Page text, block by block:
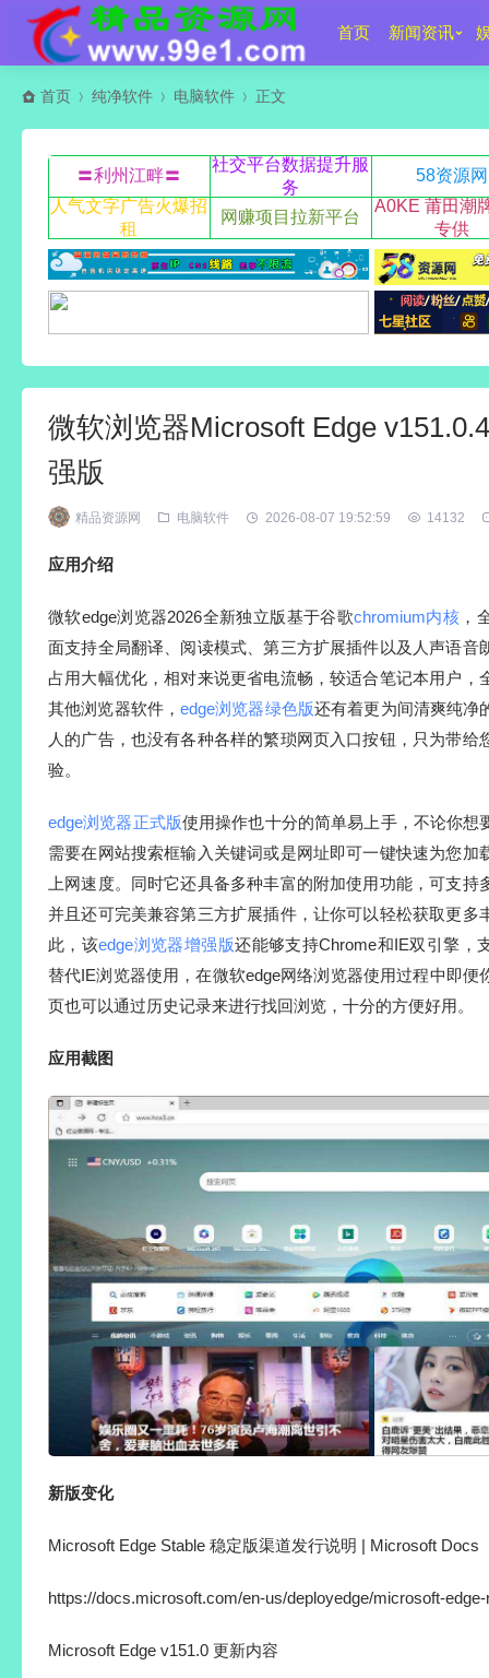
首页 新闻资讯
首页 纯净软件 电脑软件 正文
〓利州江畔〓
社交平台数据提升服
务
58资源网
人气文字广告火爆招
租
网赚项目拉新平台
A0KE 莆田潮
专供
微软浏览器Microsoft Edge
强版
精品资源网 电脑软件 2026-08-07 19:52:59 14132
应用介绍
微软edge浏览器2026全新独立版基于谷歌chromium内核 ，
面支持全局翻译、阅读模式、第三方扩展插件以及人声语音
占用大幅优化，相对来说更省电流畅，较适合笔记本用户，
其他浏览器软件，edge浏览器绿色版还有着更为间清爽纯净
人的广告，也没有各种各样的繁琐网页入口按钮，只为带给
验。
edge浏览器正式版使用操作也十分的简单易上手，不论你想
需要在网站搜索框输入关键词或是网址即可一键快速为您加
上网速度。同时它还具备多种丰富的附加使用功能，可支
并且还可完美兼容第三方扩展插件，让你可以轻松获取更多
此，该edge浏览器增强版还能够支持Chrome和IE双引擎，
替代IE浏览器使用，在微软edge网络浏览器使用过程中即便
页也可以通过历史记录来进行找回浏览，十分的方便好用。
应用截图
新版变化
Microsoft Edge Stable 稳定版渠道发行说明 | Microsoft Docs
https://docs.microsoft.com/en-us/deployedge/microsoft-
Microsoft Edge v151.0 更新内容